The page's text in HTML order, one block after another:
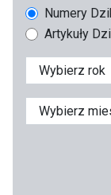
Numery
Artykuły